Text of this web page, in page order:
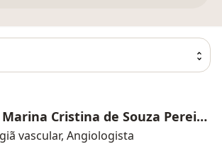
Dra. Marina Cristina de Souza Pereira da Silva
vascular, Angiologista